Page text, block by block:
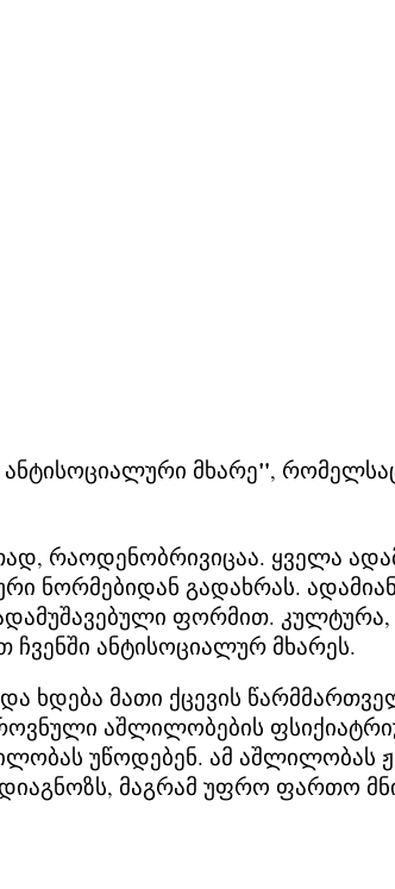
ანტისოციალური მხარე",
რაოდენობრივიცაა. ყველა
ნორმებიდან გადახრას.
ფორმით.
ანტისოციალურ მხარეს.
ხდება მათი ქცევის
აშლილობების
უწოდებენ. ამ აშლილობას
დიაგნოზს, მაგრამ უფრო ფართო